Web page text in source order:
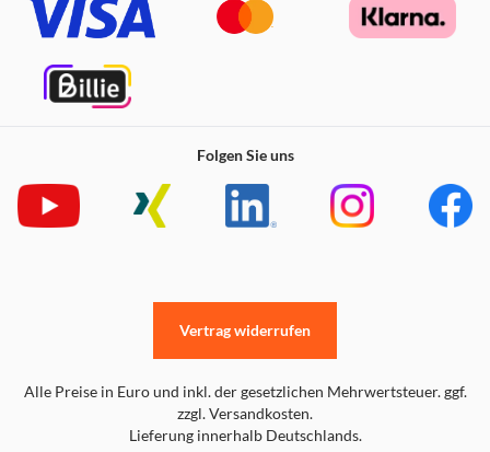
Folgen Sie uns
Alle Preise in Euro und inkl. der gesetzlichen Mehrwertsteuer. ggf.
zzgl. Versandkosten.
Lieferung innerhalb Deutschlands.
Vertrag widerrufen